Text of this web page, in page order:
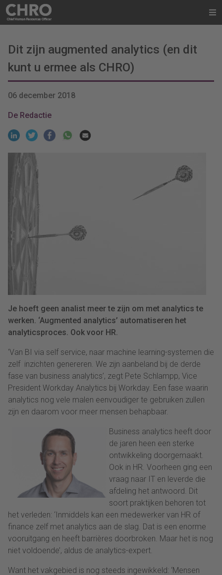
Dit zijn augmented analytics (en dit
kunt u ermee als CHRO)
06 december 2018
De Redactie
Je hoeft geen analist meer te zijn om met analytics te
werken. ‘Augmented analytics’ automatiseren het
analyticsproces. Ook voor HR.
‘Van BI via self service, naar machine learning-systemen die
zelf inzichten genereren. We zijn aanbeland bij de derde
fase van business analytics’, zegt Pete Schlampp, Vice
President Workday Analytics bij Workday. Een fase waarin
analytics nog vele malen eenvoudiger te gebruiken zullen
zijn en daarom voor meer mensen behapbaar.
Business analytics heeft door
de jaren heen een sterke
ontwikkeling doorgemaakt.
Ook in HR. Voorheen ging een
vraag naar IT en leverde die
afdeling het antwoord. Dit
soort praktijken behoren tot
het verleden: ‘Inmiddels kan een medewerker van HR of
finance zelf met analytics aan de slag. Dat is een enorme
vooruitgang en heeft barrières doorbroken. Maar het is nog
niet voldoende’, aldus de analytics-expert.
Want het vakgebied is nog steeds ingewikkeld: ‘Mensen